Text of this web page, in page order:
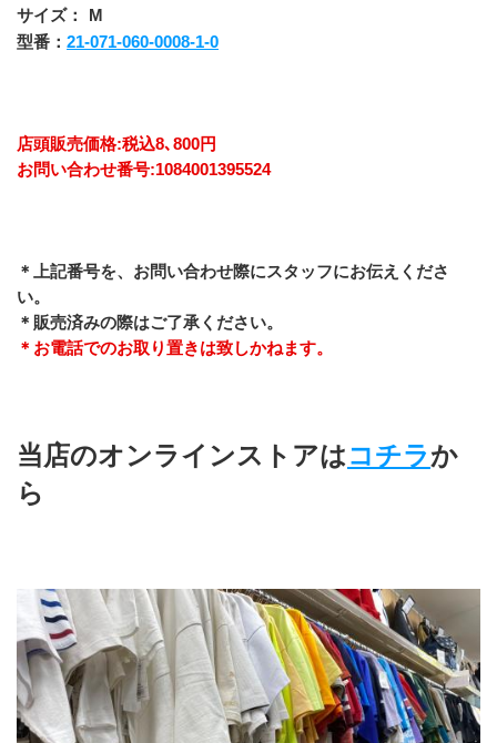
サイズ：
M
型番： 21-071-060-0008-1-0
店頭販売価格:税込8､800円
お問い合わせ番号:1084001395524
＊上記番号を、お問い合わせ際にスタッフにお伝えくださ
い。
＊販売済みの際はご了承ください。
＊お電話でのお取り置きは致しかねます。
当店のオンラインストアはコチラか
ら